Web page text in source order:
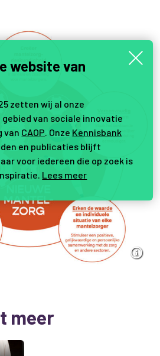
meer
website van
zetten wij al onze
van sociale innovatie
van CAOP . Onze Kennisbank
en publicaties blijft
voor iedereen die op zoek is
Lees meer